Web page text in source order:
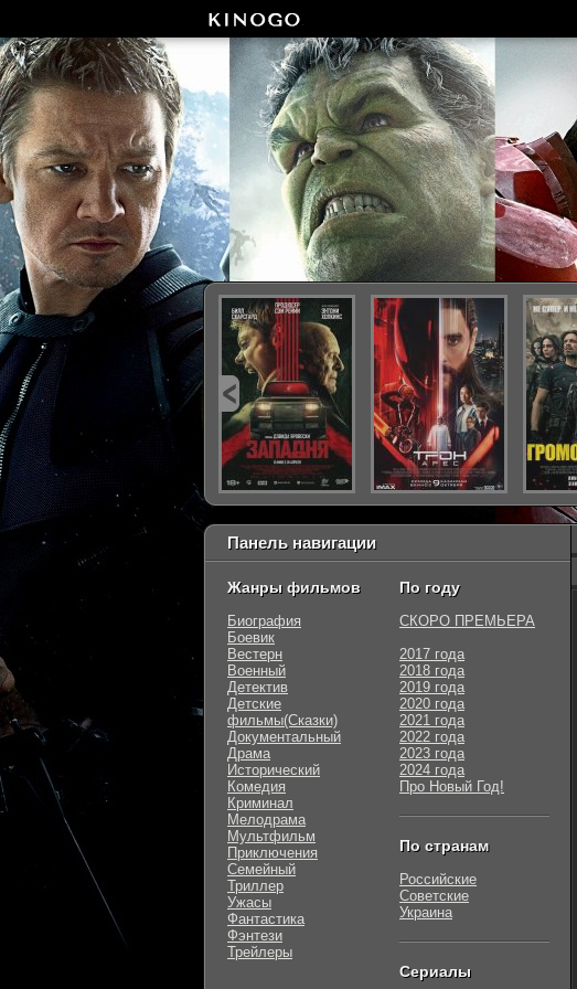
Панель навигации
Жанры фильмов
Биография
Боевик
Вестерн
Военный
Детектив
Детские
фильмы(Сказки)
Документальный
Драма
Исторический
Комедия
Криминал
Мелодрама
Мультфильм
Приключения
Семейный
Триллер
Ужасы
Фантастика
Фэнтези
Трейлеры
По году
СКОРО ПРЕМЬЕРА
2017 года
2018 года
2019 года
2020 года
2021 года
2022 года
2023 года
2024 года
Про Новый Год!
По странам
Российские
Советские
Украина
Сериалы